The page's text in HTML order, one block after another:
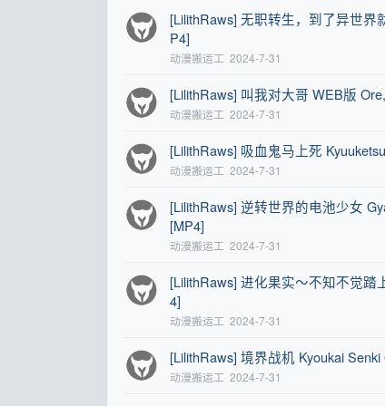
[LilithRaws] 无职转生，到了异世界
P4]
动漫搬运工 2024-7-31
[LilithRaws] 叫我对大哥 WEB版
动漫搬运工 2024-7-31
[LilithRaws] 吸血鬼马上死
动漫搬运工 2024-7-31
[LilithRaws] 逆转世界的电池少女
[MP4]
动漫搬运工 2024-7-31
[LilithRaws] 进化果实～不知不觉踏
4]
动漫搬运工 2024-7-31
[LilithRaws] 境界战机 Kyoukai
动漫搬运工 2024-7-31